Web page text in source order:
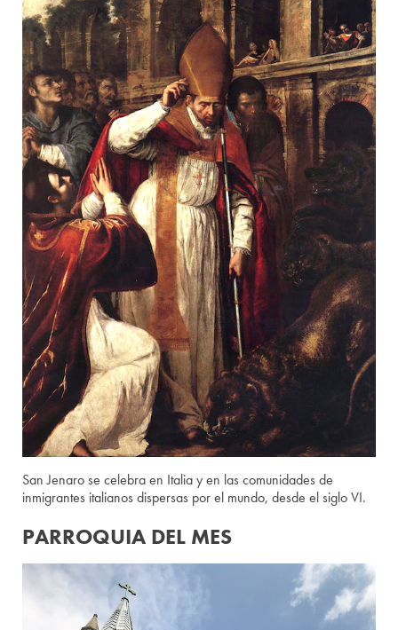
San Jenaro se celebra en Italia y en las comunidades de
inmigrantes italianos dispersas por el mundo, desde el siglo VI.
PARROQUIA DEL MES